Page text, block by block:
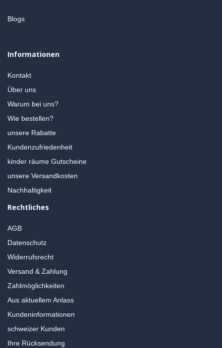
Blogs
Informationen
Kontakt
Über uns
Warum bei uns?
Wie bestellen?
unsere Rabatte
Kundenzufriedenheit
kinder räume Gutscheine
unsere Versandkosten
Nachhaltigkeit
Rechtliches
AGB
Datenschutz
Widerrufsrecht
Versand & Zahlung
Zahlmöglichkeiten
Aus aktuellem Anlass
Kundeninformationen
schweizer Kunden
Ihre Rücksendung